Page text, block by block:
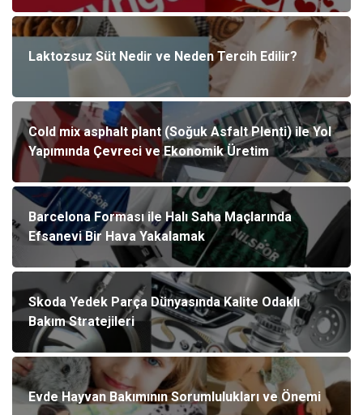
Laktozsuz Süt Nedir ve Neden Tercih Edilir?
Cold mix asphalt plant (Soğuk Asfalt Plenti) ile Yol
Yapımında Çevreci ve Ekonomik Üretim
Barcelona Forması ile Halı Saha Maçlarında
Efsanevi Bir Hava Yakalamak
Skoda Yedek Parça Dünyasında Kalite Odaklı
Bakım Stratejileri
Evde Hayvan Bakımının Sorumlulukları ve Önemi